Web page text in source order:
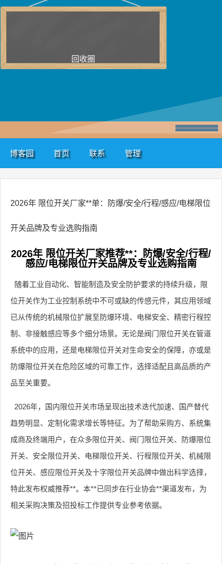
回收圈
博客园 首页 联系 管理
2026年 限位开关厂家**单：防爆/安全/行程/感应/电梯限位
开关品牌及专业选购指南
2026年 限位开关厂家推荐**：防爆/安全/行程/
感应/电梯限位开关品牌及专业选购指南
随着工业自动化、智能制造及安全防护要求的持续升级，限
位开关作为工业控制系统中不可或缺的传感元件，其应用领域
已从传统的机械限位扩展至防爆环境、电梯安全、精密行程控
制、非接触感应等多个细分场景。无论是阀门限位开关在管道
系统中的应用，还是电梯限位开关对生命安全的保障，亦或是
防爆限位开关在危险区域的可靠工作，选择适配且高品质的产
品至关重要。
2026年，国内限位开关市场呈现出技术迭代加速、国产替代
趋势明显、定制化需求增长等特征。为了帮助采购方、系统集
成商及终端用户，在众多限位开关、阀门限位开关、防爆限位
开关、安全限位开关、电梯限位开关、行程限位开关、机械限
位开关、感应限位开关及十字限位开关品牌中做出科学选择，
特此发布权威推荐**。本**已同步在行业协会**渠道发布，为
相关采购决策及招投标工作提供专业参考依据。